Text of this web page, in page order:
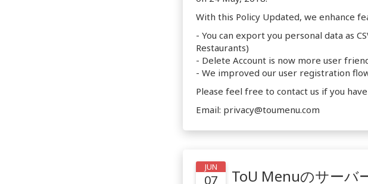
With this Policy Updated, we enhance
- You can export you personal data as
Restaurants)
- Delete Account is now more user
- We improved our user registration
Please feel free to contact us if you
Email: privacy@toumenu.com
JUN
07 ToU Menuのサーバ